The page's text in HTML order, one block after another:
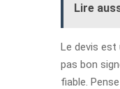
Lire
Le devis est
pas bon
fiable.